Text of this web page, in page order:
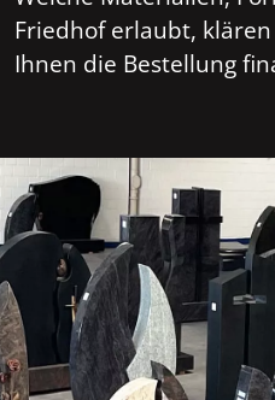
Friedhof erlaubt,
Ihnen die Bestellung